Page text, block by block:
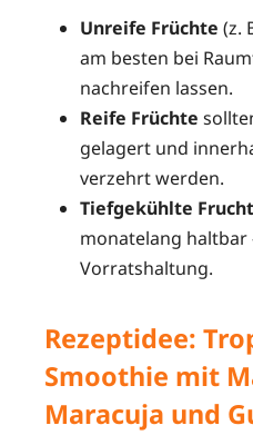
Unreife Früchte (z.
am besten bei
nachreifen lassen.
Reife Früchte
gelagert und
verzehrt werden.
Tiefgekühlte
monatelang
Vorratshaltung.
Rezeptidee:
Smoothie mit
Maracuja und